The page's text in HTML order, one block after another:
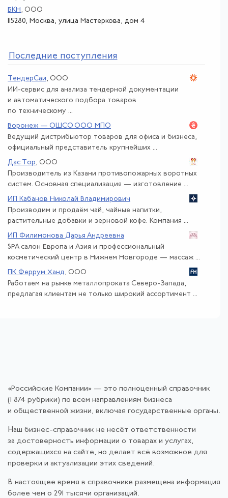
БКН, ООО
115280, Москва, улица Мастеркова, дом 4
Последние поступления
ТендерСаи , ООО
ИИ-сервис для анализа тендерной документации
и автоматического подбора товаров
по техническому ...
Воронеж — ОШСО ООО МПО
Ведущий дистрибьютор товаров для офиса и бизнеса,
официальный представитель крупнейших ...
Дас Тор , ООО
Производитель из Казани противопожарных воротных
систем. Основная специализация — изготовление ...
ИП Кабанов Николай Владимирович
Производим и продаём чай, чайные напитки,
растительные добавки и зерновой кофе. Компания ...
ИП Филимонова Дарья Андреевна
SPA салон Европа и Азия и профессиональный
косметический центр в Нижнем Новгороде — массаж ...
ПК Феррум Ханд , ООО
Работаем на рынке металлопроката Северо-Запада,
предлагая клиентам не только широкий ассортимент ...
«Российские Компании» — это полноценный справочник
(1 874 рубрики) по всем направлениям бизнеса
и общественной жизни, включая государственные органы.
Наш бизнес-справочник не несёт ответственности
за достоверность информации о товарах и услугах,
содержащихся на сайте, но делает всё возможное для
проверки и актуализации этих сведений.
В настоящее время в справочнике размещена информация
более чем о 291 тысячи организаций.